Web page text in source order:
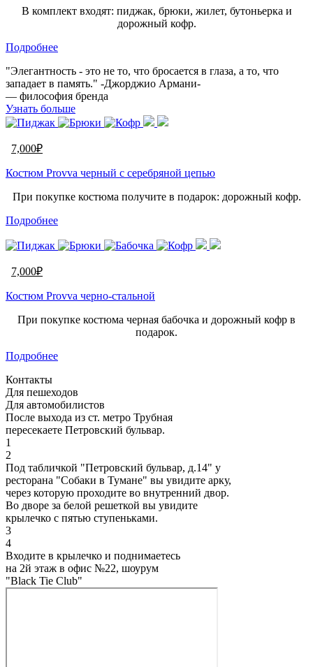
В комплект входят: пиджак, брюки, жилет, бутоньерка и
дорожный кофр.
Подробнее
"Элегантность - это не то, что бросается в глаза, а то, что
западает в память." -Джорджио Армани-
— философия бренда
Узнать больше
7,000₽
Костюм Provva черный c серебряной цепью
При покупке костюма получите в подарок: дорожный кофр.
Подробнее
7,000₽
Костюм Provva черно-стальной
При покупке костюма черная бабочка и дорожный кофр в
подарок.
Подробнее
Контакты
Для пешеходов
Для автомобилистов
После выхода из ст. метро Трубная
пересекаете Петровский бульвар.
1
2
Под табличкой "Петровский бульвар, д.14" у
ресторана "Собаки в Тумане" вы увидите арку,
через которую проходите во внутренний двор.
Во дворе за белой решеткой вы увидите
крылечко с пятью ступеньками.
3
4
Входите в крылечко и поднимаетесь
на 2й этаж в офис №22, шоурум
"Black Tie Club"